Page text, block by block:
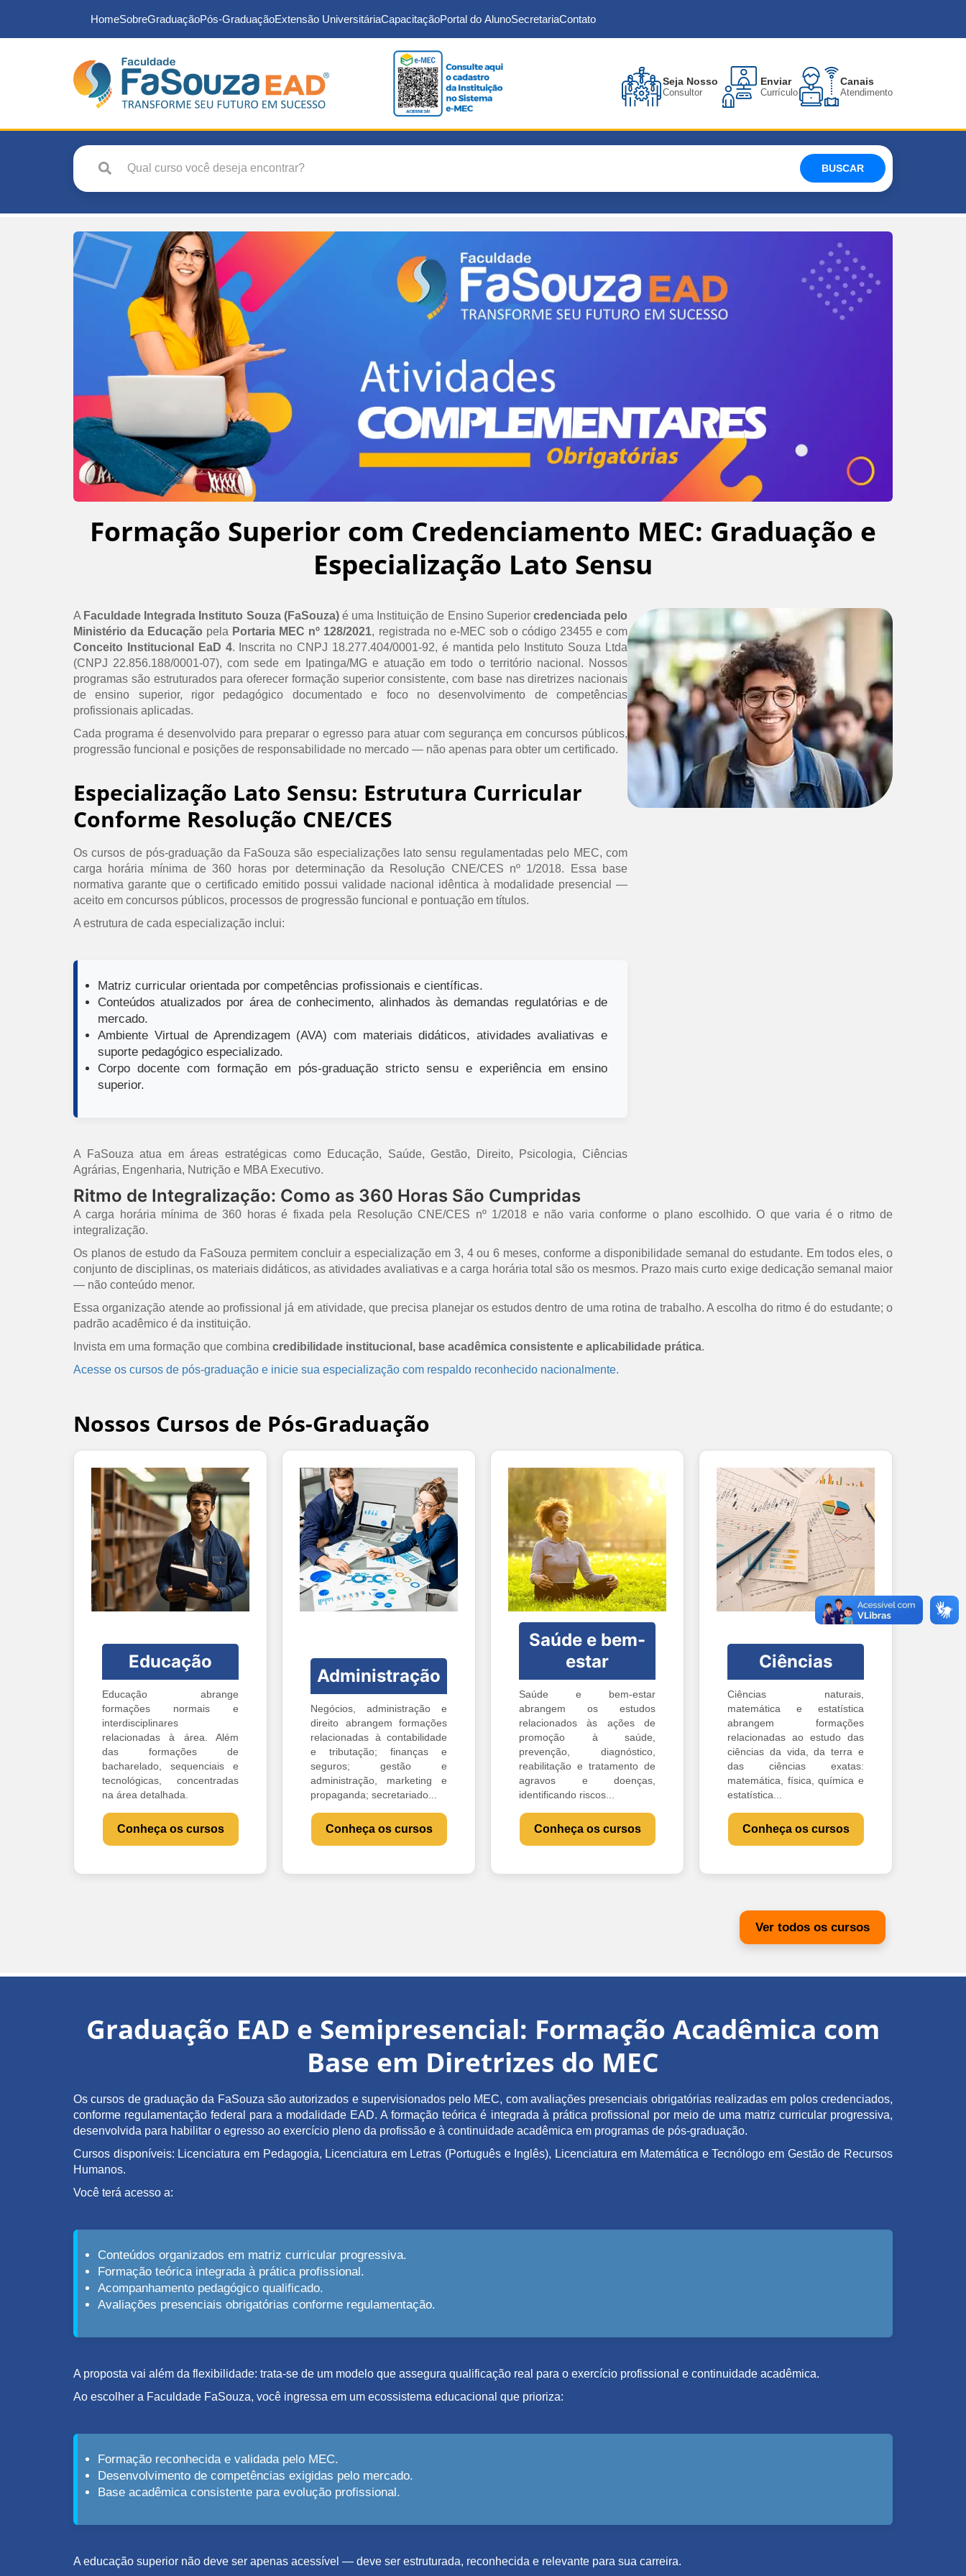
HomeSobreGraduaçãoPós-GraduaçãoExtensão UniversitáriaCapacitaçãoPortal do AlunoSecretariaContato
Seja Nosso
Consultor
Enviar
Currículo
Canais
Atendimento
BUSCAR
Formação Superior com Credenciamento MEC: Graduação e
Especialização Lato Sensu
A Faculdade Integrada Instituto Souza (FaSouza)é uma Instituição de Ensino Superior credenciada pelo
Ministério da Educação pela Portaria MEC nº 128/2021, registrada no e-MEC sob o código 23455 e com
Conceito Institucional EaD 4. Inscrita no CNPJ 18.277.404/0001-92, é mantida pelo Instituto Souza Ltda
(CNPJ 22.856.188/0001-07), com sede em Ipatinga/MG e atuação em todo o território nacional. Nossos
programas são estruturados para oferecer formação superior consistente, com base nas diretrizes nacionais
de ensino superior, rigor pedagógico documentado e foco no desenvolvimento de competências
profissionais aplicadas.
Cada programa é desenvolvido para preparar o egresso para atuar com segurança em concursos públicos,
progressão funcional e posições de responsabilidade no mercado — não apenas para obter um certificado.
Especialização Lato Sensu: Estrutura Curricular
Conforme Resolução CNE/CES
Os cursos de pós-graduação da FaSouza são especializações lato sensu regulamentadas pelo MEC, com
carga horária mínima de 360 horas por determinação da Resolução CNE/CES nº 1/2018. Essa base
normativa garante que o certificado emitido possui validade nacional idêntica à modalidade presencial —
aceito em concursos públicos, processos de progressão funcional e pontuação em títulos.
A estrutura de cada especialização inclui:
Matriz curricular orientada por competências profissionais e científicas.
Conteúdos atualizados por área de conhecimento, alinhados às demandas regulatórias e de
mercado.
Ambiente Virtual de Aprendizagem (AVA) com materiais didáticos, atividades avaliativas e
suporte pedagógico especializado.
Corpo docente com formação em pós-graduação stricto sensu e experiência em ensino
superior.
A FaSouza atua em áreas estratégicas como Educação, Saúde, Gestão, Direito, Psicologia, Ciências
Agrárias, Engenharia, Nutrição e MBA Executivo.
Ritmo de Integralização: Como as 360 Horas São Cumpridas
A carga horária mínima de 360 horas é fixada pela Resolução CNE/CES nº 1/2018 e não varia conforme o plano escolhido. O que varia é o ritmo de
integralização.
Os planos de estudo da FaSouza permitem concluir a especialização em 3, 4 ou 6 meses, conforme a disponibilidade semanal do estudante. Em todos eles, o
conjunto de disciplinas, os materiais didáticos, as atividades avaliativas e a carga horária total são os mesmos. Prazo mais curto exige dedicação semanal maior
— não conteúdo menor.
Essa organização atende ao profissional já em atividade, que precisa planejar os estudos dentro de uma rotina de trabalho. A escolha do ritmo é do estudante; o
padrão acadêmico é da instituição.
Invista em uma formação que combina credibilidade institucional, base acadêmica consistente e aplicabilidade prática.
Acesse os cursos de pós-graduação e inicie sua especialização com respaldo reconhecido nacionalmente.
Nossos Cursos de Pós-Graduação
Educação
Educação abrange
formações normais e
interdisciplinares
relacionadas à área. Além
das formações de
bacharelado, sequenciais e
tecnológicas, concentradas
na área detalhada.
Conheça os cursos
Administração
Negócios, administração e
direito abrangem formações
relacionadas à contabilidade
e tributação; finanças e
seguros; gestão e
administração, marketing e
propaganda; secretariado...
Conheça os cursos
Saúde e bem-
estar
Saúde e bem-estar
abrangem os estudos
relacionados às ações de
promoção à saúde,
prevenção, diagnóstico,
reabilitação e tratamento de
agravos e doenças,
identificando riscos...
Conheça os cursos
Ciências
Ciências naturais,
matemática e estatística
abrangem formações
relacionadas ao estudo das
ciências da vida, da terra e
das ciências exatas:
matemática, física, química e
estatística...
Conheça os cursos
Ver todos os cursos
Graduação EAD e Semipresencial: Formação Acadêmica com
Base em Diretrizes do MEC
Os cursos de graduação da FaSouza são autorizados e supervisionados pelo MEC, com avaliações presenciais obrigatórias realizadas em polos credenciados,
conforme regulamentação federal para a modalidade EAD. A formação teórica é integrada à prática profissional por meio de uma matriz curricular progressiva,
desenvolvida para habilitar o egresso ao exercício pleno da profissão e à continuidade acadêmica em programas de pós-graduação.
Cursos disponíveis: Licenciatura em Pedagogia, Licenciatura em Letras (Português e Inglês), Licenciatura em Matemática e Tecnólogo em Gestão de Recursos
Humanos.
Você terá acesso a:
Conteúdos organizados em matriz curricular progressiva.
Formação teórica integrada à prática profissional.
Acompanhamento pedagógico qualificado.
Avaliações presenciais obrigatórias conforme regulamentação.
A proposta vai além da flexibilidade: trata-se de um modelo que assegura qualificação real para o exercício profissional e continuidade acadêmica.
Ao escolher a Faculdade FaSouza, você ingressa em um ecossistema educacional que prioriza:
Formação reconhecida e validada pelo MEC.
Desenvolvimento de competências exigidas pelo mercado.
Base acadêmica consistente para evolução profissional.
A educação superior não deve ser apenas acessível — deve ser estruturada, reconhecida e relevante para sua carreira.